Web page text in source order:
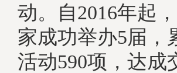
动。自2016年起
家成功举办5届，
活动590项，达成